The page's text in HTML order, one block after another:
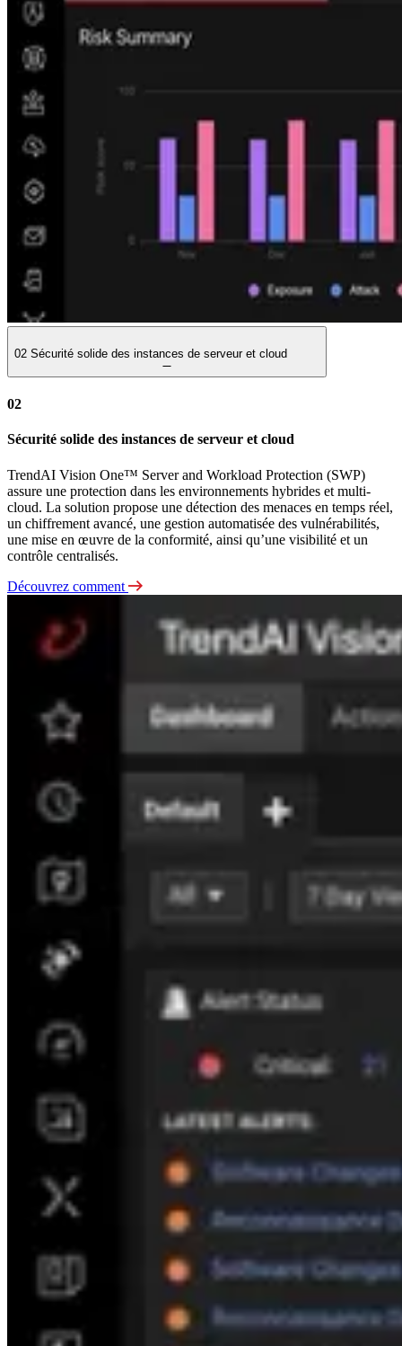
02 Sécurité solide des instances de serveur et cloud
02
Sécurité solide des instances de serveur et cloud
TrendAI Vision One™ Server and Workload Protection (SWP)
assure une protection dans les environnements hybrides et multi-
cloud. La solution propose une détection des menaces en temps réel,
un chiffrement avancé, une gestion automatisée des vulnérabilités,
une mise en œuvre de la conformité, ainsi qu’une visibilité et un
contrôle centralisés.
Découvrez comment